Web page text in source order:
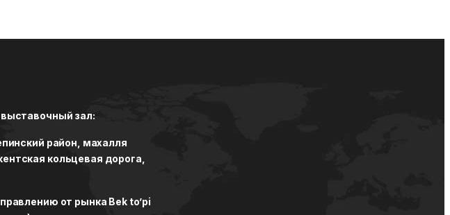
зал:
район, махалля
кольцевая дорога,
от рынка Bek to’pi